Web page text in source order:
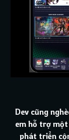
Dev cũng
em hỗ trợ
phát triển